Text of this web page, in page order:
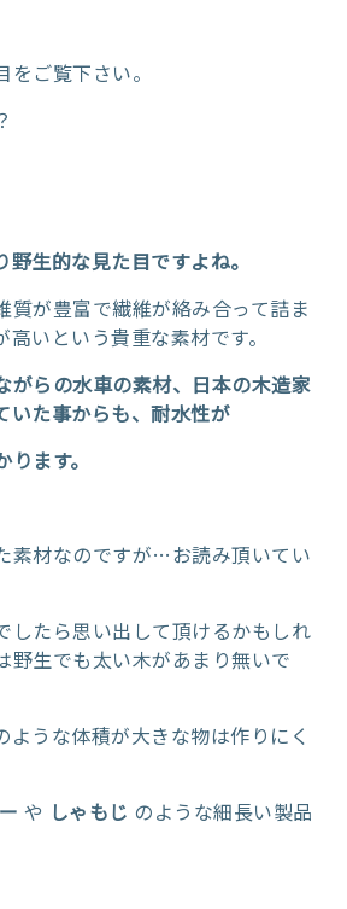
ご覧下さい。
生的な見た目ですよね。
質が豊富で繊維が絡み合って詰ま
いという貴重な素材です。
がらの水車の素材、日本の木造家
いた事からも、耐水性が
ます。
素材なのですが…お読み頂いてい
したら思い出して頂けるかもしれ
野生でも太い木があまり無いで
ような体積が大きな物は作りにく
や しゃもじ のような細長い製品